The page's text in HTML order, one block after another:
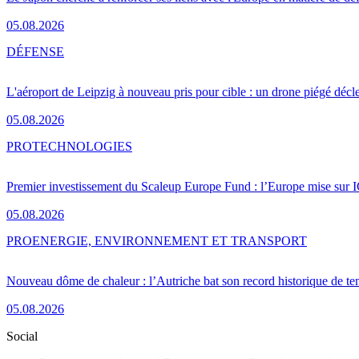
05.08.2026
L'aéroport de Leipzig à nouveau pris pour cible : un drone piégé
05.08.2026
DÉFENSE
Premier investissement du Scaleup Europe Fund : l’Europe mise sur
05.08.2026
PROTECHNOLOGIES
Nouveau dôme de chaleur : l’Autriche bat son record historique de
05.08.2026
PROENERGIE, ENVIRONNEMENT ET TRANSPORT
Social